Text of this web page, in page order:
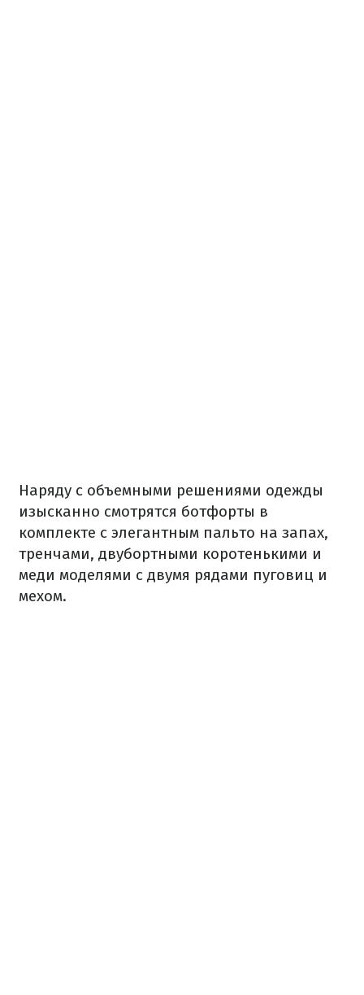
Наряду с объемными решениями одежды
изысканно смотрятся ботфорты в
комплекте с элегантным пальто на запах,
тренчами, двубортными коротенькими и
меди моделями с двумя рядами пуговиц и
мехом.